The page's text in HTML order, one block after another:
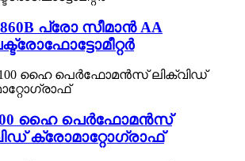
860B പ്രോ സീമാൻ AA
ഹൈ പെർഫോമൻസ്
ക്രോമാറ്റോഗ്രാഫ്